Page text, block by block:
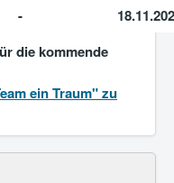
-
die kommende
ein Traum" zu